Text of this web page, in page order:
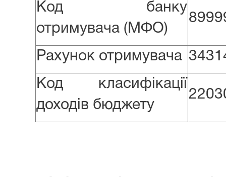
Код банку
отримувача (МФО)
Рахунок отримувача
Код класифікації
доходів бюджету